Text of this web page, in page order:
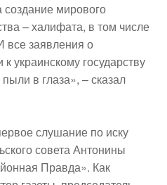
создание мирового
– халифата, в том числе
все заявления о
украинскому государству
в глаза», – сказал
слушание по иску
советаАнтонины
Правда». Как